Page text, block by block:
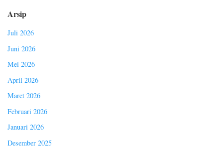
Arsip
Juli 2026
Juni 2026
Mei 2026
April 2026
Maret 2026
Februari 2026
Januari 2026
Desember 2025